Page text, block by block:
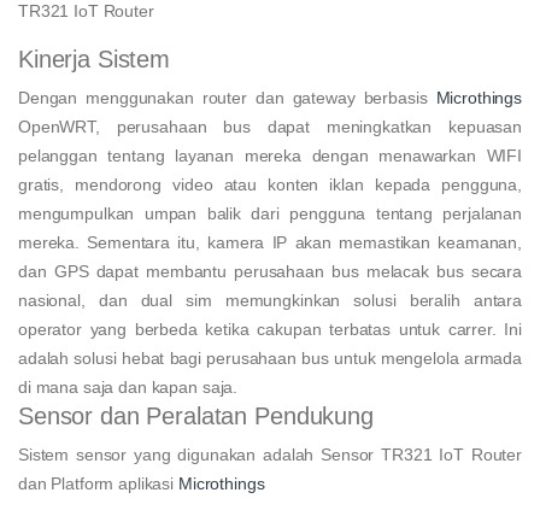
TR321 IoT Router
Kinerja Sistem
Dengan menggunakan router dan gateway berbasis Microthings
OpenWRT, perusahaan bus dapat meningkatkan kepuasan
pelanggan tentang layanan mereka dengan menawarkan WIFI
gratis, mendorong video atau konten iklan kepada pengguna,
mengumpulkan umpan balik dari pengguna tentang perjalanan
mereka. Sementara itu, kamera IP akan memastikan keamanan,
dan GPS dapat membantu perusahaan bus melacak bus secara
nasional, dan dual sim memungkinkan solusi beralih antara
operator yang berbeda ketika cakupan terbatas untuk carrer. Ini
adalah solusi hebat bagi perusahaan bus untuk mengelola armada
di mana saja dan kapan saja.
Sensor dan Peralatan Pendukung
Sistem sensor yang digunakan adalah Sensor TR321 IoT Router
dan Platform aplikasi Microthings